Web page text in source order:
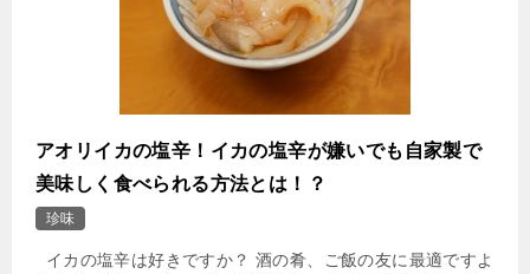
アオリイカの塩辛！イカの塩辛が嫌いでも自家製で
美味しく食べられる方法とは！？
珍味
イカの塩辛は好きですか？ 酒の肴、ご飯の友に最適ですよ